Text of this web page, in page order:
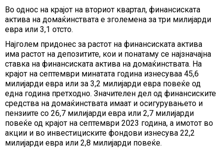
Во однос на крајот на вториот квартал, финансиската
актива на домаќинствата е зголемена за три милијарди
евра или 3,1 отсто.
Најголем придонес за растот на финансиската актива
има растот на депозитите, кои и понатаму се најзначајна
ставка на финансиската актива на домаќинствата. На
крајот на септември минатата година изнесуваа 45,6
милијарди евра или за 3,2 милијарди евра повеќе од
една година претходно. Значителен дел од финансиските
средства на домаќинствата имаат и осигурувањето и
пензиите со 26,7 милијарди евра или 2,7 милијарди
повеќе од крајот на септември 2023 година, а имотот во
акции и во инвестициските фондови изнесува 22,2
милијарди евра или 2,8 милијарди повеќе.